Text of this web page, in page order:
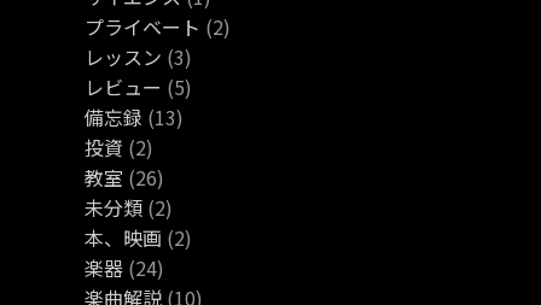
プライベート (2)
レッスン (3)
レビュー (5)
備忘録 (13)
投資 (2)
教室 (26)
未分類 (2)
本、映画 (2)
楽器 (24)
楽曲解説 (10)